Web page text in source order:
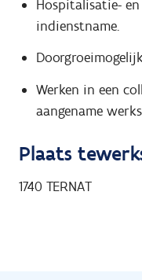
Hospitalisatie-
indienstname.
Werken in een
aangename
Plaats
1740 TERNAT